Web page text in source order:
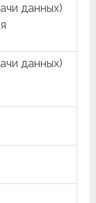
данных)
данных)